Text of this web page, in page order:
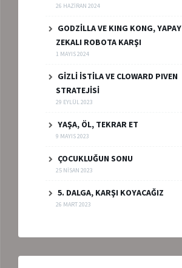
26 HAZIRAN 2024
GODZİLLA VE KING KONG, YAPAY
ZEKALI ROBOTA KARŞI
1 MAYIS 2024
GİZLİ İSTİLA VE CLOWARD PIVEN
STRATEJİSİ
29 EYLÜL 2023
YAŞA, ÖL, TEKRAR ET
9 MAYIS 2023
ÇOCUKLUĞUN SONU
25 NISAN 2023
5. DALGA, KARŞI KOYACAĞIZ
26 MART 2023